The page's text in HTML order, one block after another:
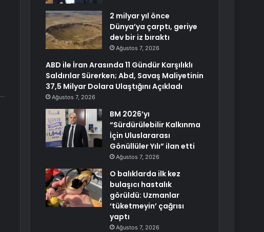
2 milyar yıl önce
Dünya’ya çarptı, geriye
dev bir iz bıraktı
Ağustos 7, 2026
ABD ile İran Arasında 11 Gündür Karşılıklı
Saldırılar Sürerken; Abd, Savaş Maliyetinin
37,5 Milyar Dolara Ulaştığını Açıkladı
Ağustos 7, 2026
BM 2026’yı
“Sürdürülebilir Kalkınma
İçin Uluslararası
Gönüllüler Yılı” ilan etti
Ağustos 7, 2026
O balıklarda ilk kez
bulaşıcı hastalık
görüldü: Uzmanlar
‘tüketmeyin’ çağrısı
yaptı
Ağustos 7, 2026